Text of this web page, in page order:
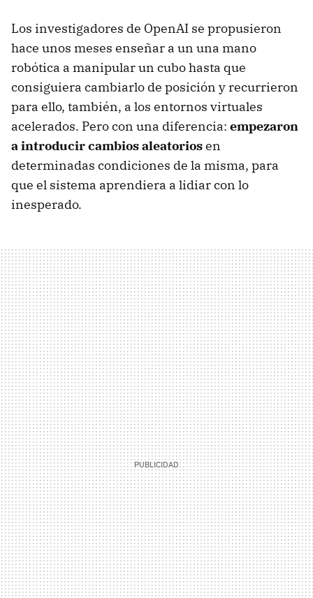
Los investigadores de OpenAI se propusieron
hace unos meses enseñar a un una mano
robótica a manipular un cubo hasta que
consiguiera cambiarlo de posición y recurrieron
para ello, también, a los entornos virtuales
acelerados. Pero con una diferencia: empezaron
a introducir cambios aleatoriosen
determinadas condiciones de la misma, para
que el sistema aprendiera a lidiar con lo
inesperado.